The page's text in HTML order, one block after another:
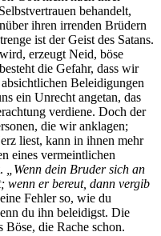
behandelt,
ihren irrenden Brüdern
ist der Geist des Satans.
erzeugt Neid, böse
die Gefahr, dass wir
Beleidigungen
ein Unrecht angetan, das
verdiene. Doch der
die wir anklagen;
liest, kann in ihnen mehr
eines vermeintlichen
„Wenn dein Bruder sich an
wenn er bereut, dann vergib
Fehler so, wie du
du ihn beleidigst. Die
Böse, die Rache schon.